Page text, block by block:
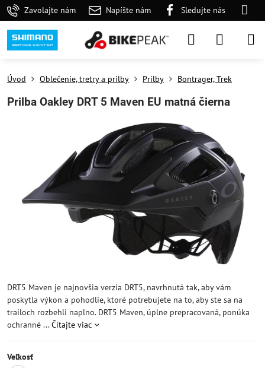
Zavolajte nám Napíšte nám Sledujte nás
Úvod Oblečenie, tretry a prilby Prilby Bontrager, Trek
Prilba Oakley DRT 5 Maven EU matná čierna
DRT5 Maven je najnovšia verzia DRT5, navrhnutá tak, aby vám
poskytla výkon a pohodlie, ktoré potrebujete na to, aby ste sa na
trailoch rozbehli naplno. DRT5 Maven, úplne prepracovaná, ponúka
ochranné ...Čítajte viac
Veľkosť